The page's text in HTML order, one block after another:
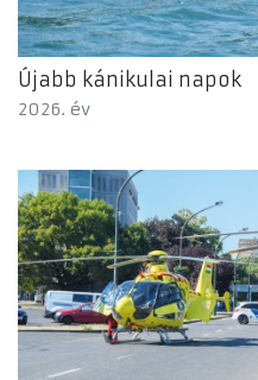
Újabb kánikulai napok
2026. év